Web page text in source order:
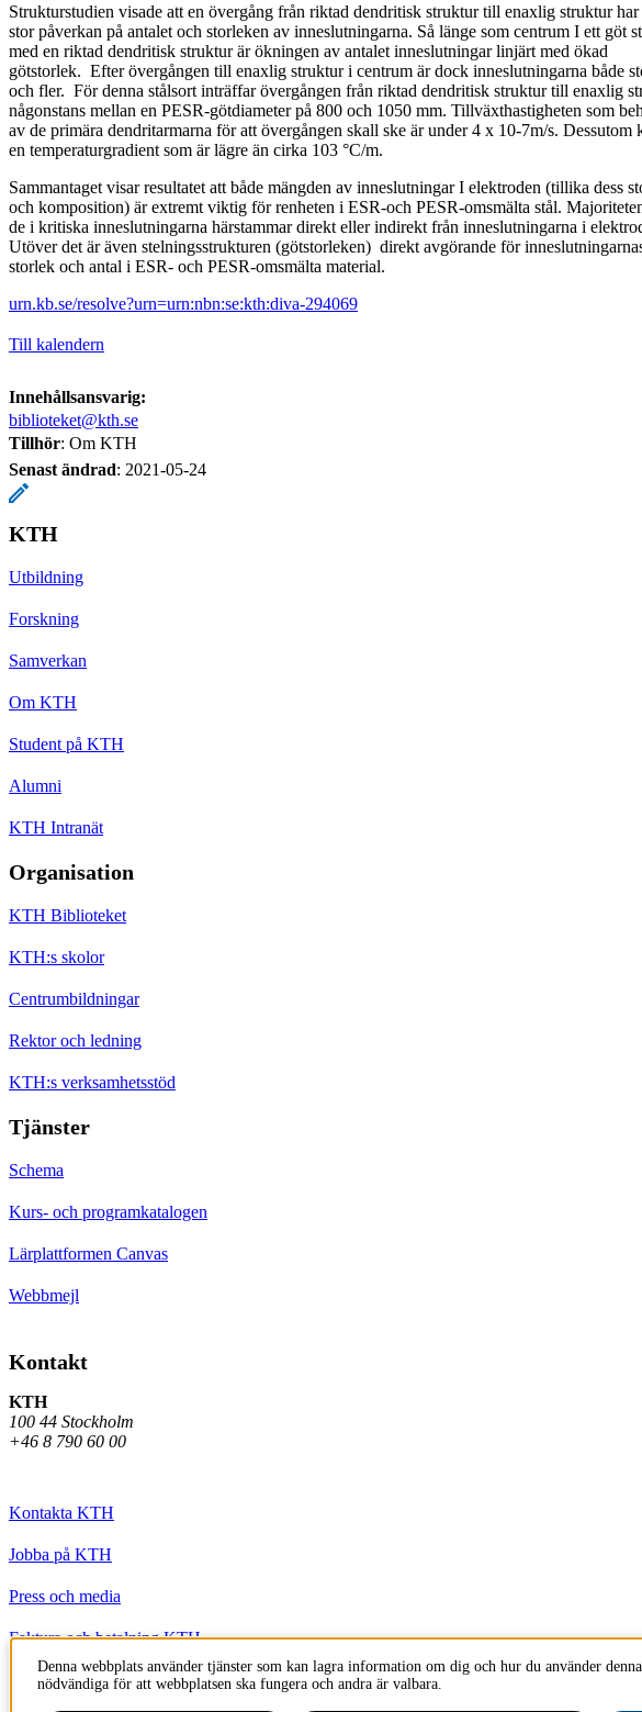
Strukturstudien visade att en övergång från riktad dendritisk struktur till enaxlig struktur har
stor påverkan på antalet och storleken av inneslutningarna. Så länge som centrum I ett göt
med en riktad dendritisk struktur är ökningen av antalet inneslutningar linjärt med ökad
götstorlek. Efter övergången till enaxlig struktur i centrum är dock inneslutningarna både
och fler. För denna stålsort inträffar övergången från riktad dendritisk struktur till enaxlig
någonstans mellan en PESR-götdiameter på 800 och 1050 mm. Tillväxthastigheten som
av de primära dendritarmarna för att övergången skall ske är under 4 x 10-7m/s. Dessutom
en temperaturgradient som är lägre än cirka 103 °C/m.
Sammantaget visar resultatet att både mängden av inneslutningar I elektroden (tillika dess
och komposition) är extremt viktig för renheten i ESR-och PESR-omsmälta stål.
de i kritiska inneslutningarna härstammar direkt eller indirekt från inneslutningarna i
Utöver det är även stelningsstrukturen (götstorleken) direkt avgörande för
storlek och antal i ESR- och PESR-omsmälta material.
urn.kb.se/resolve?urn=urn:nbn:se:kth:diva-294069
Till kalendern
Innehållsansvarig:
biblioteket@kth.se
Tillhör: Om KTH
Senast ändrad: 2021-05-24
KTH
Utbildning
Forskning
Samverkan
Om KTH
Student på KTH
Alumni
KTH Intranät
Organisation
KTH Biblioteket
KTH:s skolor
Centrumbildningar
Rektor och ledning
KTH:s verksamhetsstöd
Tjänster
Schema
Kurs- och programkatalogen
Lärplattformen Canvas
Webbmejl
Kontakt
KTH
100 44 Stockholm
+46 8 790 60 00
Kontakta KTH
Jobba på KTH
Press och media
Faktura och betalning KTH
Om KTH:s webbplatser
Denna webbplats använder tjänster som kan lagra information om dig och hur du använder
nödvändiga för att webbplatsen ska fungera och andra är valbara.